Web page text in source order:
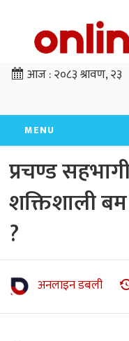
आज :२०८३ श्रावण, २३
MENU
प्रचण्ड
शक्तिशाली
?
अनलाइन डबली